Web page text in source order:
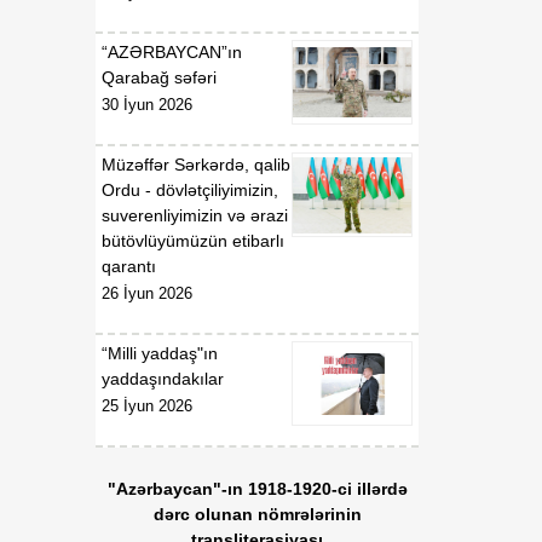
mərhələ
Xarici ölkələrin informasiya
şəbəkələrinə hücumlar
edən şəxslər saxlanılıblar
18:20
07 Avqust
Heyvan kəsimi
məntəqələrində
monitorinqlər aparılıb
18:18
07 Avqust
texnologiyalar dilin
qarşısında aciz qala bilər
07 Avqust
Azərbaycan müxtəlif
geosiyasi məkanlar
imkanları olan dövlət
mövqeyini gücləndirir
17:55
07 Avqust
“AZƏRBAYCAN”ın
Qarabağ səfəri
30 İyun 2026
Müzəffər Sərkərdə, qalib
Ordu - dövlətçiliyimizin,
suverenliyimizin və ərazi
bütövlüyümüzün etibarlı
qarantı
26 İyun 2026
“Milli yaddaş"ın
yaddaşındakılar
25 İyun 2026
"Azərbaycan"-ın 1918-1920-ci illərdə
dərc olunan nömrələrinin